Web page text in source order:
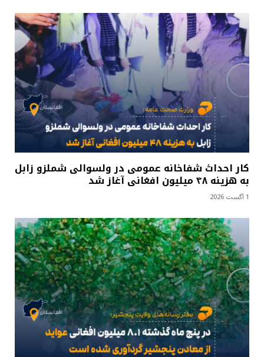
کار احداث شفاخانه عمومی در ولسوالی شملزو زابل
به هزینه ۴۸ میلیون افغانی آغاز شد
1 آگست 2026